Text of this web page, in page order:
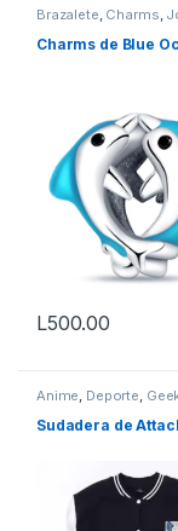
Brazalete Charms
Pandor@,
Charms de Blue
L500.00
Anime, Deporte,
Vestimenta & Moda
Sudadera de